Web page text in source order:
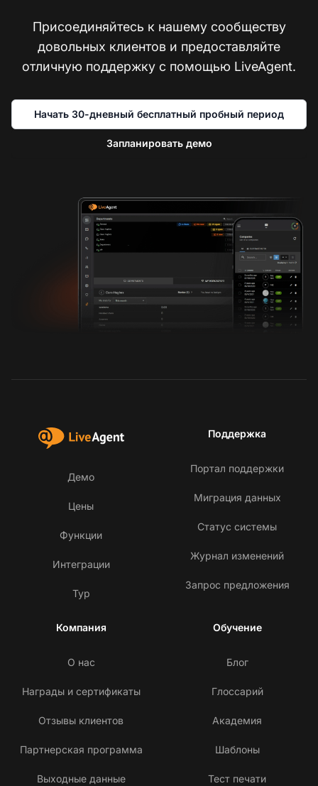
Присоединяйтесь к нашему сообществу
довольных клиентов и предоставляйте
отличную поддержку с помощью LiveAgent.
Начать 30-дневный бесплатный пробный период
Запланировать демо
Демо
Цены
Функции
Интеграции
Тур
Поддержка
Портал поддержки
Миграция данных
Статус системы
Журнал изменений
Запрос предложения
Компания
О нас
Награды и сертификаты
Отзывы клиентов
Партнерская программа
Выходные данные
Обучение
Блог
Глоссарий
Академия
Шаблоны
Тест печати